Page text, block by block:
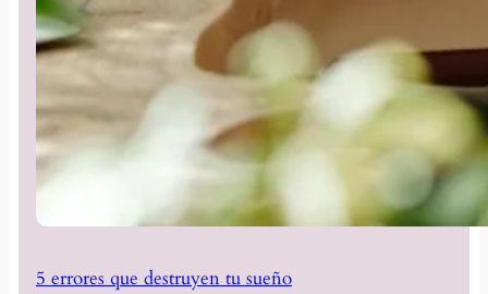
5 errores que destruyen tu sueño